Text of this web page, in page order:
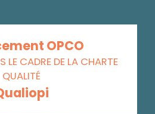
OPCO
LE CADRE DE LA CHARTE
QUALITÉ